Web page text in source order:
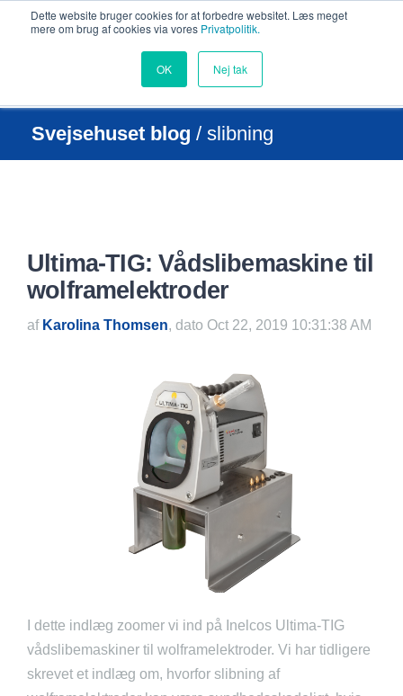
Dette website bruger cookies for at forbedre websitet. Læs meget
mere om brug af cookies via vores Privatpolitik.
OK Nej tak
Svejsehuset blog / slibning
Ultima-TIG: Vådslibemaskine til
wolframelektroder
af Karolina Thomsen, dato Oct 22, 2019 10:31:38 AM
I dette indlæg zoomer vi ind på Inelcos Ultima-TIG
vådslibemaskiner til wolframelektroder. Vi har tidligere
skrevet et indlæg om, hvorfor slibning af